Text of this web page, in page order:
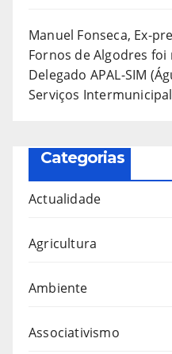
Manuel Fonseca, Ex-
Fornos de Algodres
Delegado APAL-SIM
Serviços
Categorias
Actualidade
Agricultura
Ambiente
Associativismo